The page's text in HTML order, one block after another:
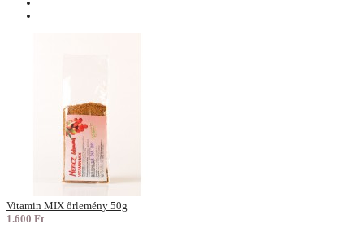
Vitamin MIX őrlemény 50g
1.600 Ft